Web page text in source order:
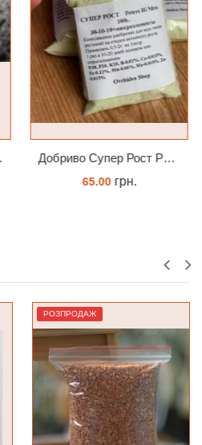
Добриво Супер Рост Peters Hi Nitro 30-10-10 + мікроелементи
50.00грн.
РОЗПРОДАЖ